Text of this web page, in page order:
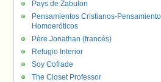
Pays de Zabulon
Pensamientos Cristianos-
Homoeróticos
Père Jonathan (francés)
Refugio Interior
Soy Cofrade
The Closet Professor